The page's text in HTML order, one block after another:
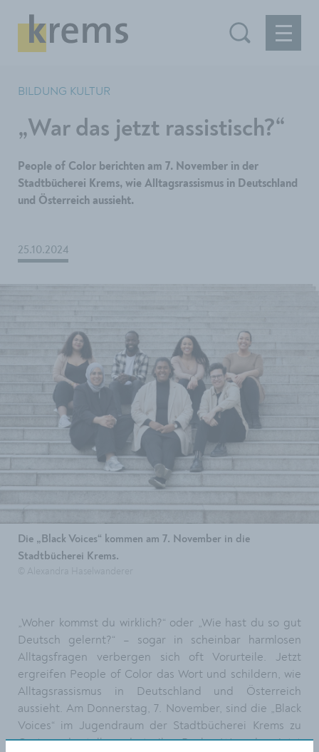
BILDUNG KULTUR
„War das jetzt rassistisch?“
People of Color berichten am 7. November in der
Stadtbücherei Krems, wie Alltagsrassismus in Deutschland
und Österreich aussieht.
25.10.2024
Die „Black Voices“ kommen am 7. November in die
Stadtbücherei Krems.
„Woher kommst du wirklich?“ oder „Wie hast du so gut
Deutsch gelernt?“ – sogar in scheinbar harmlosen
Alltagsfragen verbergen sich oft Vorurteile. Jetzt
ergreifen People of Color das Wort und schildern, wie
Alltagsrassismus in Deutschland und Österreich
aussieht. Am Donnerstag, 7. November, sind die „Black
Voices“ im Jugendraum der Stadtbücherei Krems zu
Gast und stellen dort ihr Buch „War das jetzt